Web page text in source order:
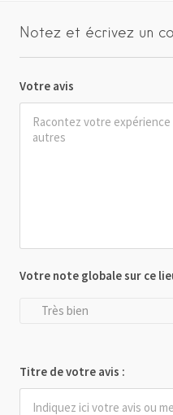
Notez et écrivez un
Votre avis
Votre note globale sur ce
Très bien
Titre de votre avis :